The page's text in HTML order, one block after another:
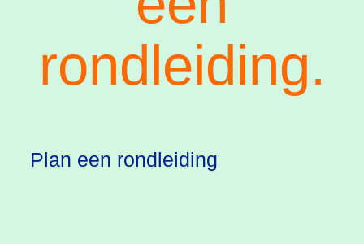
rondleiding.
Plan een rondleiding